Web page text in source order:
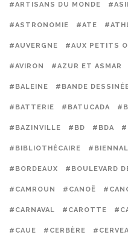
#ARTISANS DU MONDE
#ASTRONOMIE #ATE
#AUVERGNE #AUX PETITS
#AVIRON #AZUR ET ASMAR
#BALEINE #BANDE
#BATTERIE #BATUCADA
#BAZINVILLE #BD #BDA
#BIBLIOTHÉCAIRE
#BORDEAUX #BOULEVARD
#CAMROUN #CANOË
#CARNAVAL #CAROTTE
#CAUE #CERBÈRE